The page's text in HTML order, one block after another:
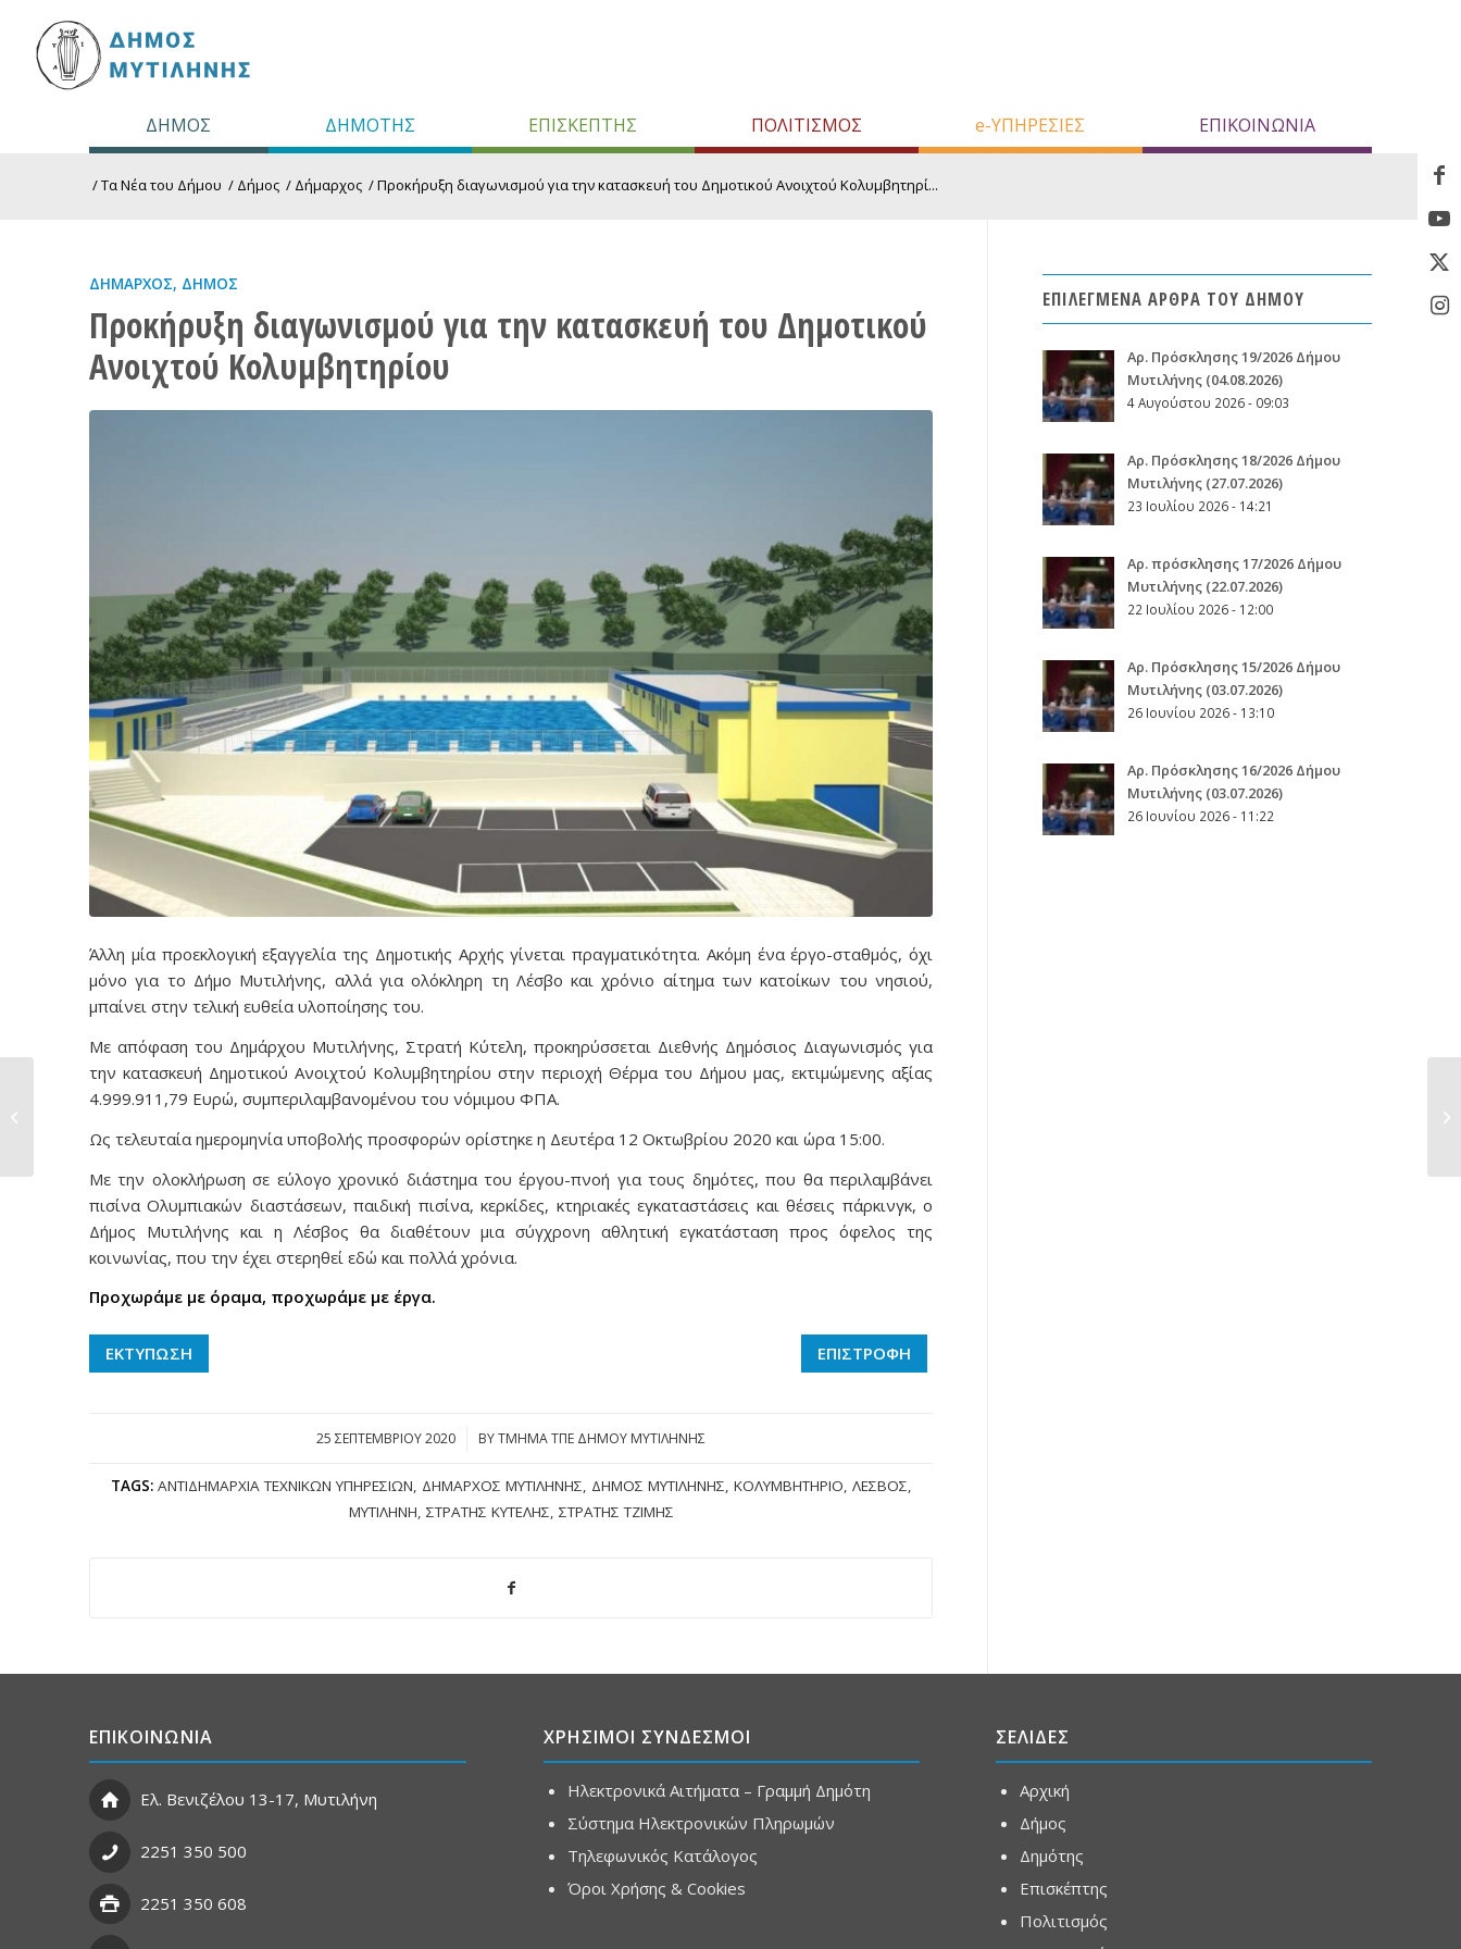
ΔΗΜΟΣ ΔΗΜΟΤΗΣ ΕΠΙΣΚΕΠΤΗΣ ΠΟΛΙΤΙΣΜΟΣ e-ΥΠΗΡΕΣΙΕΣ ΕΠΙΚΟΙΝΩΝΙΑ
/Τα Νέα του Δήμου / Δήμος / Δήμαρχος /Προκήρυξη διαγωνισμού για την κατασκευή του Δημοτικού Ανοιχτού Κολυμβητηρί...
ΔΉΜΑΡΧΟΣ, ΔΉΜΟΣ
Προκήρυξη διαγωνισμού για την κατασκευή του Δημοτικού
Ανοιχτού Κολυμβητηρίου
Άλλη μία προεκλογική εξαγγελία της Δημοτικής Αρχής γίνεται πραγματικότητα. Ακόμη ένα έργο-σταθμός, όχι
μόνο για το Δήμο Μυτιλήνης, αλλά για ολόκληρη τη Λέσβο και χρόνιο αίτημα των κατοίκων του νησιού,
μπαίνει στην τελική ευθεία υλοποίησης του.
Με απόφαση του Δημάρχου Μυτιλήνης, Στρατή Κύτελη, προκηρύσσεται Διεθνής Δημόσιος Διαγωνισμός για
την κατασκευή Δημοτικού Ανοιχτού Κολυμβητηρίου στην περιοχή Θέρμα του Δήμου μας, εκτιμώμενης αξίας
4.999.911,79 Ευρώ, συμπεριλαμβανομένου του νόμιμου ΦΠΑ.
Ως τελευταία ημερομηνία υποβολής προσφορών ορίστηκε η Δευτέρα 12 Οκτωβρίου 2020 και ώρα 15:00.
Με την ολοκλήρωση σε εύλογο χρονικό διάστημα του έργου-πνοή για τους δημότες, που θα περιλαμβάνει
πισίνα Ολυμπιακών διαστάσεων, παιδική πισίνα, κερκίδες, κτηριακές εγκαταστάσεις και θέσεις πάρκινγκ, ο
Δήμος Μυτιλήνης και η Λέσβος θα διαθέτουν μια σύγχρονη αθλητική εγκατάσταση προς όφελος της
κοινωνίας, που την έχει στερηθεί εδώ και πολλά χρόνια.
Προχωράμε με όραμα, προχωράμε με έργα.
ΕΚΤΥΠΩΣΗ ΕΠΙΣΤΡΟΦΗ
25 ΣΕΠΤΕΜΒΡΊΟΥ 2020
/ BYΤΜΗΜΑ ΤΠΕ ΔΗΜΟΥ ΜΥΤΙΛΗΝΗΣ
TAGS: ΑΝΤΙΔΗΜΑΡΧΊΑ ΤΕΧΝΙΚΏΝ ΥΠΗΡΕΣΙΏΝ, ΔΉΜΑΡΧΟΣ ΜΥΤΙΛΉΝΗΣ, ΔΉΜΟΣ ΜΥΤΙΛΉΝΗΣ, ΚΟΛΥΜΒΗΤΉΡΙΟ, ΛΈΣΒΟΣ,
ΜΥΤΙΛΉΝΗ, ΣΤΡΑΤΉΣ ΚΎΤΕΛΗΣ, ΣΤΡΑΤΉΣ ΤΖΙΜΉΣ
ΕΠΙΛΕΓΜΕΝΑ ΑΡΘΡΑ ΤΟΥ ΔΗΜΟΥ
Aρ. Πρόσκλησης 19/2026 Δήμου
Μυτιλήνης (04.08.2026)
4 Αυγούστου 2026 - 09:03
Aρ. Πρόσκλησης 18/2026 Δήμου
Μυτιλήνης (27.07.2026)
23 Ιουλίου 2026 - 14:21
Αρ. πρόσκλησης 17/2026 Δήμου
Μυτιλήνης (22.07.2026)
22 Ιουλίου 2026 - 12:00
Aρ. Πρόσκλησης 15/2026 Δήμου
Μυτιλήνης (03.07.2026)
26 Ιουνίου 2026 - 13:10
Aρ. Πρόσκλησης 16/2026 Δήμου
Μυτιλήνης (03.07.2026)
26 Ιουνίου 2026 - 11:22
ΕΠΙΚΟΙΝΩΝΙΑ
Ελ. Βενιζέλου 13-17, Μυτιλήνη
2251 350 500
2251 350 608
ΧΡΗΣΙΜΟΙ ΣΥΝΔΕΣΜΟΙ
Ηλεκτρονικά Αιτήματα – Γραμμή Δημότη
Σύστημα Ηλεκτρονικών Πληρωμών
Τηλεφωνικός Κατάλογος
Όροι Χρήσης & Cookies
ΣΕΛΙΔΕΣ
Αρχική
Δήμος
Δημότης
Επισκέπτης
Πολιτισμός
«Κατασκευή
Κολυμβητηρίου...